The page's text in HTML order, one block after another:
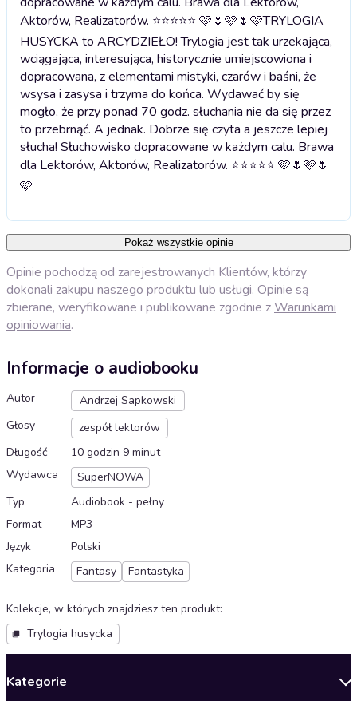
Aktorów, Realizatorów. ⭐⭐⭐⭐⭐ 🩷🌷🩷🌷🩷TRYLOGIA
HUSYCKA to ARCYDZIEŁO! Trylogia jest tak urzekająca,
wciągająca, interesująca, historycznie umiejscowiona i
dopracowana, z elementami mistyki, czarów i baśni, że
wsysa i zasysa i trzyma do końca. Wydawać by się
mogło, że przy ponad 70 godz. słuchania nie da się przez
to przebrnąć. A jednak. Dobrze się czyta a jeszcze lepiej
słucha! Słuchowisko dopracowane w każdym calu. Brawa
dla Lektorów, Aktorów, Realizatorów. ⭐⭐⭐⭐⭐ 🩷🌷🩷🌷
🩷
Pokaż wszystkie opinie
Opinie pochodzą od zarejestrowanych Klientów, którzy
dokonali zakupu naszego produktu lub usługi. Opinie są
zbierane, weryfikowane i publikowane zgodnie zWarunkami
opiniowania.
Informacje o audiobooku
Autor
Andrzej Sapkowski
Głosy
zespół lektorów
Długość
10 godzin 9 minut
Wydawca
SuperNOWA
Typ
Audiobook - pełny
Format
MP3
Język
Polski
Kategoria
Fantasy Fantastyka
Kolekcje, w których znajdziesz ten produkt:
Trylogia husycka
Kategorie